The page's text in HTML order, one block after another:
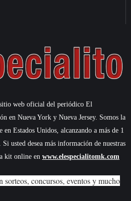
web oficial del periódico El
en Nueva York y Nueva Jersey. Somos la
Estados Unidos, alcanzando a más de 1
usted desea más información de nuestras
kit online en www.elespecialitomk.com
sorteos, concursos, eventos y mucho